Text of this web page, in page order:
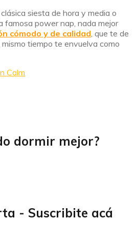
siesta de hora y media o
famosa power nap, nada mejor
cómodo y de calidad , que te de
tiempo te envuelva como
Calm
dormir mejor?
- Suscribite acá